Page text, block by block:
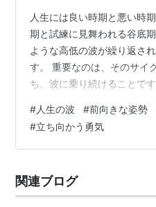
人生には良い時期と悪い時
期と試練に見舞われる谷底
ような高低の波が繰り返さ
す。 重要なのは、そのサイ
ち、波に乗り続けることで
きこそ、逃げたり抵抗した
け入れ、立ち向かう勇気を
た姿勢こそが、内なる強さ
ジティブな気持ちを持ち続
力を見出せるはずです。 人
#人生の波 #前向きな姿勢
#立ち向かう勇気
関連ブログ